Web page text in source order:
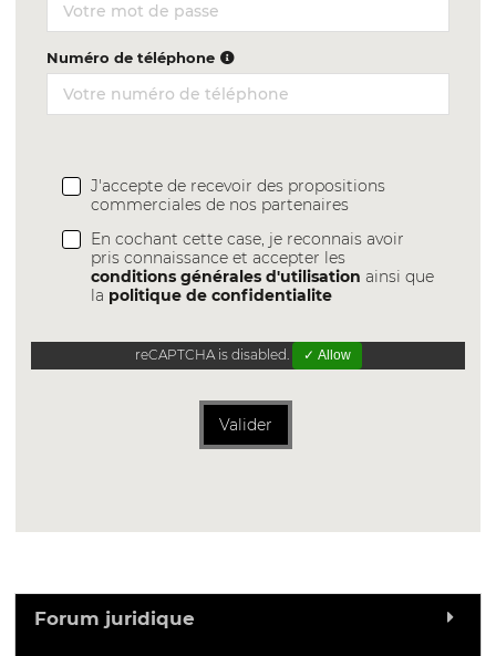
Numéro de téléphone
J'accepte de recevoir des propositions
commerciales de nos partenaires
En cochant cette case, je reconnais avoir
pris connaissance et accepter les
conditions générales d'utilisation ainsi que
la politique de confidentialite
reCAPTCHA is disabled. ✓ Allow
Valider
Forum juridique